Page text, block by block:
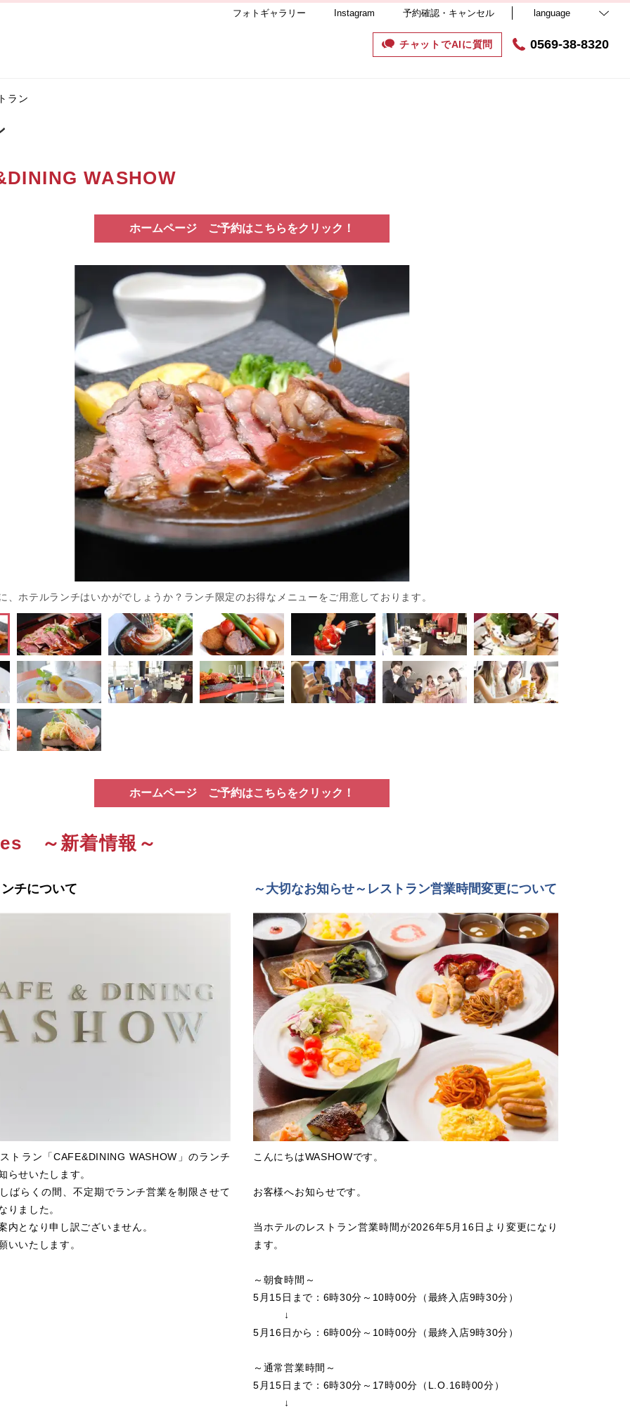
フォトギャラリー Instagram 予約確認・キャンセル language
チャットでAIに質問 0569-38-8320
ラン
WASHOW
ホームページ ご予約はこちらをクリック！
、ホテルランチはいかがでしょうか？ランチ限定のお得なメニューをご用意しております。
ホームページ ご予約はこちらをクリック！
～新着情報～
チについて
トラン「CAFE&DINING WASHOW」のランチ
らせいたします。
ばらくの間、不定期でランチ営業を制限させて
りました。
内となり申し訳ございません。
いいたします。
～大切なお知らせ～レストラン営業時間変更について
こんにちはWASHOWです。
お客様へお知らせです。
当ホテルのレストラン営業時間が2026年5月16日より変更になり
ます。
～朝食時間～
5月15日まで：6時30分～10時00分（最終入店9時30分）
↓
5月16日から：6時00分～10時00分（最終入店9時30分）
～通常営業時間～
5月15日まで：6時30分～17時00分（L.O.16時00分）
↓